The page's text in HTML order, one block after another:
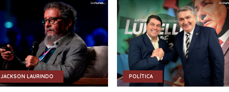
JACKSON LAURINDO POLÍTICA